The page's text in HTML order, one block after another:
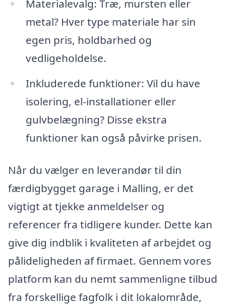
Materialevalg: Træ, mursten eller
metal? Hver type materiale har sin
egen pris, holdbarhed og
vedligeholdelse.
Inkluderede funktioner: Vil du have
isolering, el-installationer eller
gulvbelægning? Disse ekstra
funktioner kan også påvirke prisen.
Når du vælger en leverandør til din
færdigbygget garage i Malling, er det
vigtigt at tjekke anmeldelser og
referencer fra tidligere kunder. Dette kan
give dig indblik i kvaliteten af arbejdet og
pålideligheden af firmaet. Gennem vores
platform kan du nemt sammenligne tilbud
fra forskellige fagfolk i dit lokalområde,